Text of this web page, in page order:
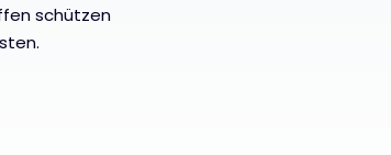
schützen